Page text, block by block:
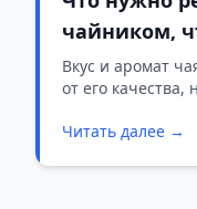
чайником,
Вкус и аромат
от его качества,
Читать далее →